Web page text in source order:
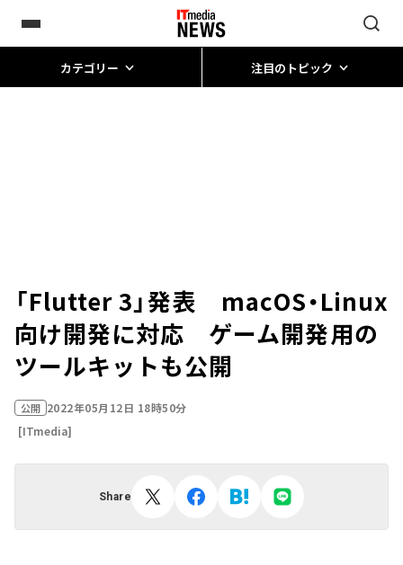
カテゴリー 注目のトピック
「Flutter 3」発表 macOS・Linux
向け開発に対応 ゲーム開発用の
ツールキットも公開
公開 2022年05月12日 18時50分
[ITmedia]
Share